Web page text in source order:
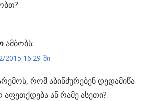
ამბობს:
2015 16:29-ში
რომ აბინძურებენ დედამიწა
ან რამე ასეთი?